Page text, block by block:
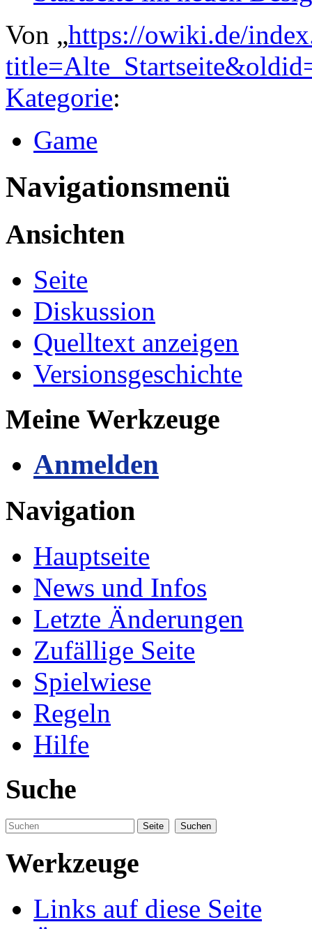
Von „https://owiki.de/
Kategorie:
Game
Navigationsmenü
Ansichten
Seite
Diskussion
Quelltext anzeigen
Versionsgeschichte
Meine Werkzeuge
Anmelden
Navigation
Hauptseite
News und Infos
Letzte Änderungen
Zufällige Seite
Spielwiese
Regeln
Hilfe
Suche
Werkzeuge
Links auf diese Seite